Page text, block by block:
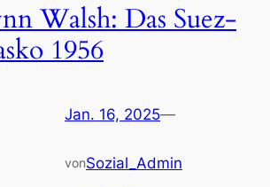
Walsh: Das Suez-
1956
Jan. 16, 2025—
vonSozial_Admin